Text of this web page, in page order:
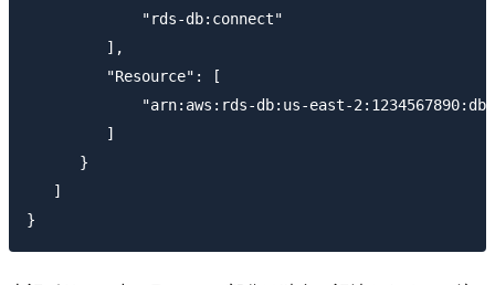
             "rds-db:connect"
         ],
         "Resource": [
"arn:aws:rds-db:us-east-
         ]
      }
   ]